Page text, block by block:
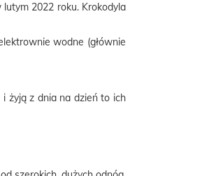
2022 roku. Krokodyla
wodne (głównie
żyją z dnia na dzień to ich